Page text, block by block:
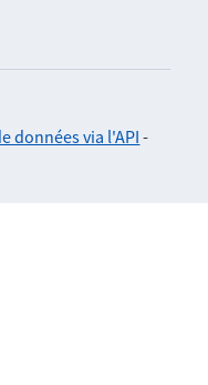
données via l'API-